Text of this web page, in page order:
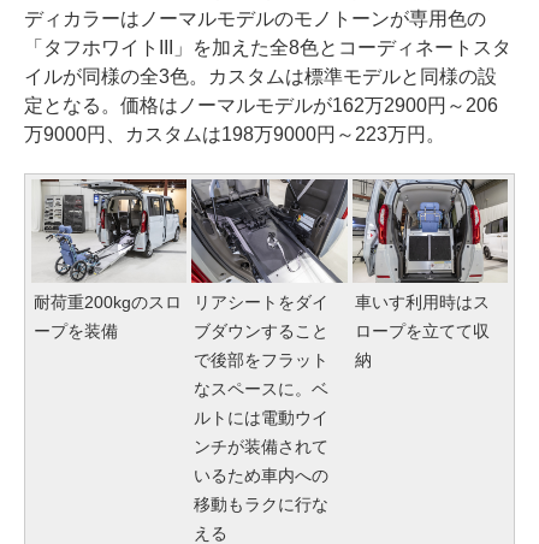
ディカラーはノーマルモデルのモノトーンが専用色の
「タフホワイトIII」を加えた全8色とコーディネートスタ
イルが同様の全3色。カスタムは標準モデルと同様の設
定となる。価格はノーマルモデルが162万2900円～206
万9000円、カスタムは198万9000円～223万円。
耐荷重200kgのスロ
ープを装備
リアシートをダイ
ブダウンすること
で後部をフラット
なスペースに。ベ
ルトには電動ウイ
ンチが装備されて
いるため車内への
移動もラクに行な
える
車いす利用時はス
ロープを立てて収
納